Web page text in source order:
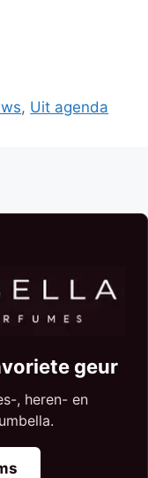
, Uit agenda
geur
, heren- en